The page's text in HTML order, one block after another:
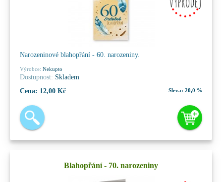
Narozeninové blahopřání - 60. narozeniny.
Výrobce: Nekupto
Dostupnost: Skladem
Cena: 12,00 Kč Sleva: 20,0 %
Blahopřání - 70. narozeniny